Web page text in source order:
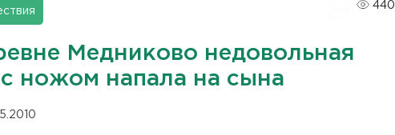
440
Медниково недовольная
с ножом напала на сына